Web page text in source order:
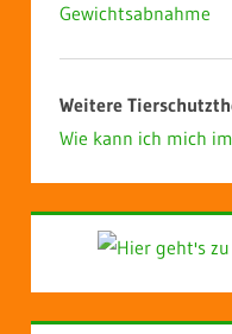
Gewichtsabnahme
Weitere
Wie kann ich mich